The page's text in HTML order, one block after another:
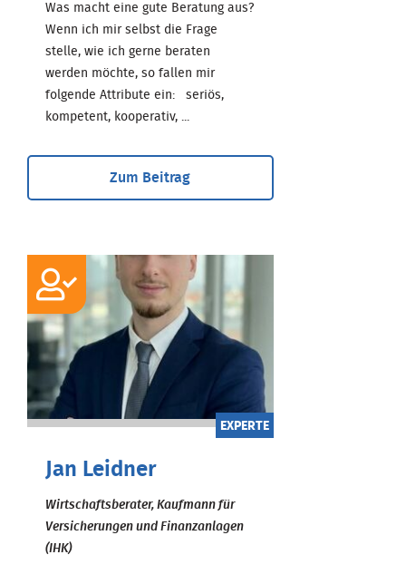
Was macht eine gute Beratung aus?
Wenn ich mir selbst die Frage
stelle, wie ich gerne beraten
werden möchte, so fallen mir
folgende Attribute ein: seriös,
kompetent, kooperativ, ...
Zum Beitrag
EXPERTE
Jan Leidner
Wirtschaftsberater, Kaufmann für
Versicherungen und Finanzanlagen
(IHK)